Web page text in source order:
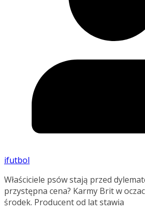
ifutbol
Właściciele psów stają przed
przystępna cena? Karmy Brit w
środek. Producent od lat stawia